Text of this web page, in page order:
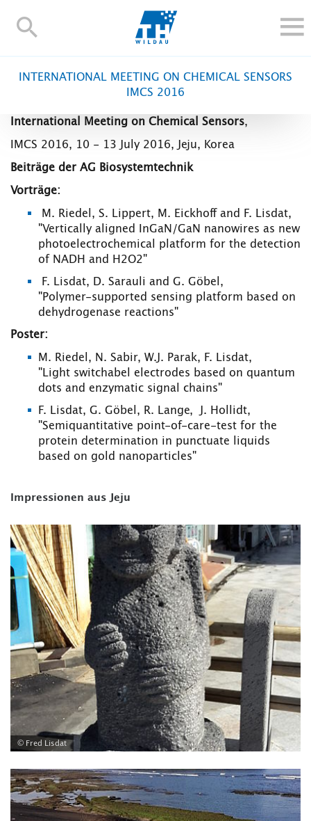
TH-
FORSCHUNG UND TRANSFER
Blogs Kontakt und Anfahrt Webmail Moodle
TH Online-Portal Personensuche
INTERNATIONAL MEETING ON CHEMICAL SENSORS
IMCS 2016
International Meeting on Chemical Sensors,
IMCS 2016, 10 - 13 July 2016, Jeju, Korea
Beiträge der AG Biosystemtechnik
Vorträge:
M. Riedel, S. Lippert, M. Eickhoff and F. Lisdat,
"Vertically aligned InGaN/GaN nanowires as new
photoelectrochemical platform for the detection
of NADH and H2O2"
F. Lisdat, D. Sarauli and G. Göbel,
"Polymer-supported sensing platform based on
dehydrogenase reactions"
Poster:
M. Riedel, N. Sabir, W.J. Parak, F. Lisdat,
"Light switchabel electrodes based on quantum
dots and enzymatic signal chains"
F. Lisdat, G. Göbel, R. Lange, J. Hollidt,
"Semiquantitative point-of-care-test for the
protein determination in punctuate liquids
based on gold nanoparticles"
Impressionen aus Jeju
© Fred Lisdat